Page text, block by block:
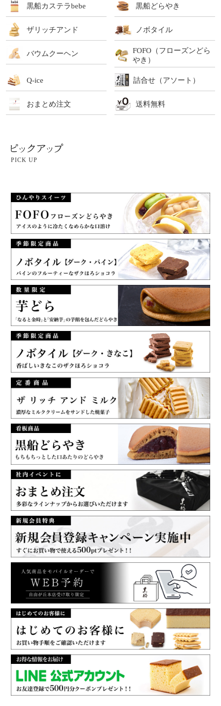
黒船カステラbebe 黒船どらやき
ザリッチアンド ノボタイル
バウムクーヘン
FOFO（フローズンどら
やき）
Q-ice 詰合せ（アソート）
おまとめ注文 送料無料
PICK UP